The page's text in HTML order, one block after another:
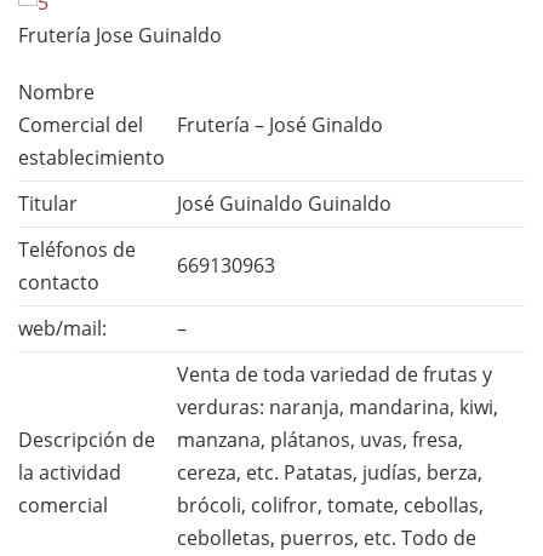
Frutería Jose Guinaldo
Nombre
Comercial del
establecimiento
Frutería – José Ginaldo
Titular
José Guinaldo Guinaldo
Teléfonos de
contacto
669130963
web/mail: –
Descripción de
la actividad
comercial
Venta de toda variedad de frutas y
verduras: naranja, mandarina, kiwi,
manzana, plátanos, uvas, fresa,
cereza, etc. Patatas, judías, berza,
brócoli, colifror, tomate, cebollas,
cebolletas, puerros, etc. Todo de